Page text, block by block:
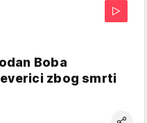
Boba
zbog smrti